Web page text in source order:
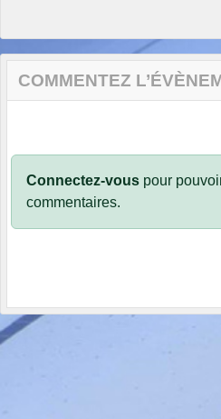
COMMENTEZ
Connectez-vous pour
commentaires.